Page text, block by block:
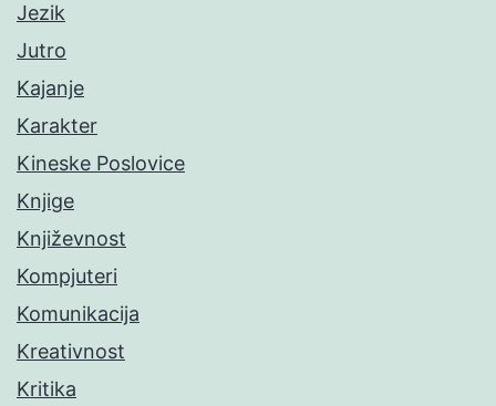
Jezik
Jutro
Kajanje
Karakter
Kineske Poslovice
Knjige
Književnost
Kompjuteri
Komunikacija
Kreativnost
Kritika